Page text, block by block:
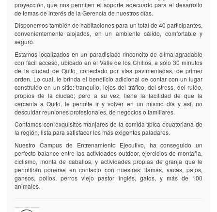
proyección, que nos permiten el soporte adecuado para el desarrollo
de temas de interés de la Gerencia de nuestros días.
Disponemos también de habitaciones para un total de 40 participantes,
convenientemente alojados, en un ambiente cálido, comfortable y
seguro.
Estamos localizados en un paradisíaco rinconcito de clima agradable
con fácil acceso, ubicado en el Valle de los Chillos, a sólo 30 minutos
de la ciudad de Quito, conectado por vías pavimentadas, de primer
orden. Lo cual, le brinda el beneficio adicional de contar con un lugar
construido en un sitio: tranquilo, lejos del tráfico, del stress, del ruido,
propios de la ciudad; pero a su vez, tiene la facilidad de que la
cercanía a Quito, le permite ir y volver en un mismo día y así, no
descuidar reuniones profesionales, de negocios o familiares.
Contamos con exquisitos manjares de la comida típica ecuatoriana de
la región, lista para satisfacer los más exigentes paladares.
Nuestro Campus de Entrenamiento Ejecutivo, ha conseguido un
perfecto balance entre las actividades outdoor, ejercicios de montaña,
ciclismo, monta de caballos, y actividades propias de granja que le
permitirán ponerse en contacto con nuestras: llamas, vacas, patos,
gansos, pollos, perros viejo pastor inglés, gatos, y más de 100
animales.